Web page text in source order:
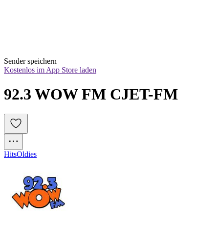
Sender speichern
Kostenlos im App Store laden
92.3 WOW FM CJET-FM
HitsOldies